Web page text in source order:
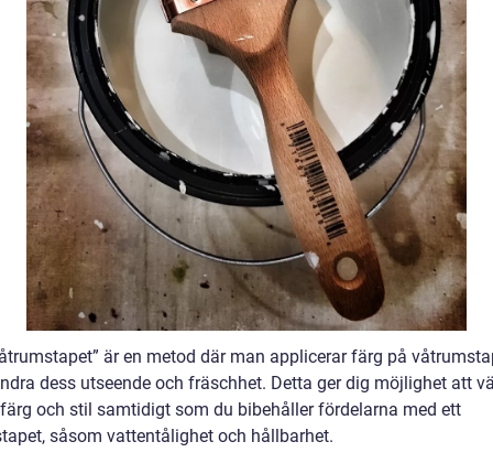
är en metod där man applicerar färg på
dess utseende och fräschhet. Detta ger dig möjlighet att
och stil samtidigt som du bibehåller fördelarna med ett
såsom vattentålighet och hållbarhet.